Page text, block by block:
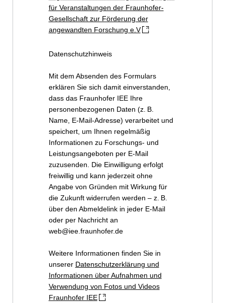
für Veranstaltungen der Fraunhofer-
Gesellschaft zur Förderung der
angewandten Forschung e.V
Datenschutzhinweis
Mit dem Absenden des Formulars
erklären Sie sich damit einverstanden,
dass das Fraunhofer IEE Ihre
personenbezogenen Daten (z. B.
Name, E-Mail-Adresse) verarbeitet und
speichert, um Ihnen regelmäßig
Informationen zu Forschungs- und
Leistungsangeboten per E-Mail
zuzusenden. Die Einwilligung erfolgt
freiwillig und kann jederzeit ohne
Angabe von Gründen mit Wirkung für
die Zukunft widerrufen werden – z. B.
über den Abmeldelink in jeder E-Mail
oder per Nachricht an
web@iee.fraunhofer.de
Weitere Informationen finden Sie in
unserer Datenschutzerklärung und
Informationen über Aufnahmen und
Verwendung von Fotos und Videos
Fraunhofer IEE